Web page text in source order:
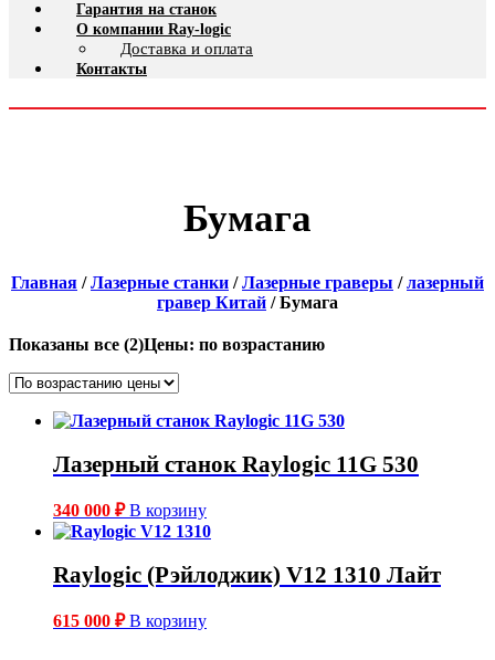
Гарантия на станок
О компании Ray-logic
Доставка и оплата
Контакты
Бумага
Главная /Лазерные станки /Лазерные граверы /лазерный
гравер Китай / Бумага
Показаны все (2)Цены: по возрастанию
Лазерный станок Raylogic 11G 530
340 000 ₽ В корзину
Raylogic (Рэйлоджик) V12 1310 Лайт
615 000 ₽ В корзину